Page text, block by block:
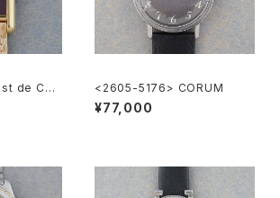
de Cart
<2605-5176> CORUM
¥77,000